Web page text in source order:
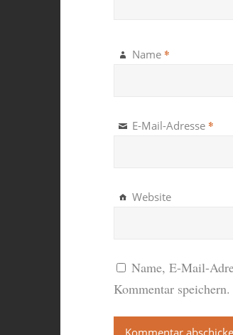
Name *
E-Mail-Adresse *
Website
Name, E-Mail-
Kommentar speichern.